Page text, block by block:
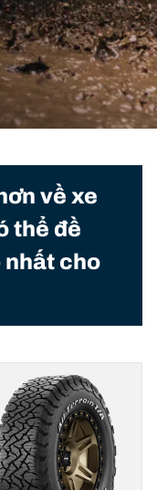
về xe
thể đề
nhất cho